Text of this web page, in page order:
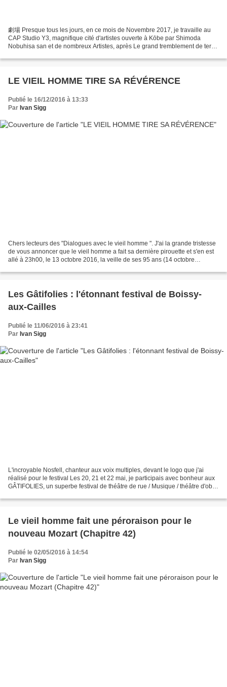
劇場 Presque tous les jours, en ce mois de Novembre 2017, je travaille au
CAP Studio Y3, magnifique cité d'artistes ouverte à Kōbe par Shimoda
Nobuhisa san et de nombreux Artistes, après Le grand tremblement de terre
LE VIEIL HOMME TIRE SA RÉVÉRENCE
Publié le 16/12/2016 à 13:33
Par Ivan Sigg
Chers lecteurs des "Dialogues avec le vieil homme ". J'ai la grande tristesse
de vous annoncer que le vieil homme a fait sa dernière pirouette et s'en est
allé à 23h00, le 13 octobre 2016, la veille de ses 95 ans (14 octobre
Les Gâtifolies : l'étonnant festival de Boissy-
aux-Cailles
Publié le 11/06/2016 à 23:41
Par Ivan Sigg
L'incroyable Nosfell, chanteur aux voix multiples, devant le logo que j'ai
réalisé pour le festival Les 20, 21 et 22 mai, je participais avec bonheur aux
GÂTIFOLIES, un superbe festival de théâtre de rue / Musique / théâtre d'objet
Le vieil homme fait une péroraison pour le
nouveau Mozart (Chapitre 42)
Publié le 02/05/2016 à 14:54
Par Ivan Sigg